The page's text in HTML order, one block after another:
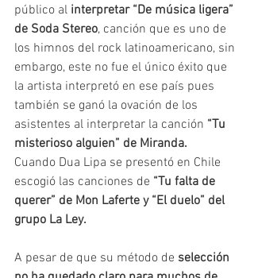
público al interpretar “De música ligera”
de Soda Stereo, canción que es uno de
los himnos del rock latinoamericano, sin
embargo, este no fue el único éxito que
la artista interpretó en ese país pues
también se ganó la ovación de los
asistentes al interpretar la canción “Tu
misterioso alguien” de Miranda.
Cuando Dua Lipa se presentó en Chile
escogió las canciones de “Tu falta de
querer” de Mon Laferte y “El duelo” del
grupo La Ley.
A pesar de que su método de selección